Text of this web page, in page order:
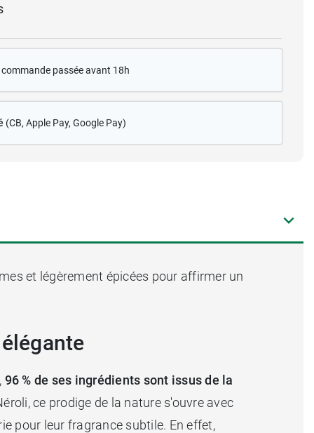
passée avant 18h
(CB, Apple Pay, Google Pay)
et légèrement épicées pour affirmer un
96 % de ses ingrédients sont issus de la
ce prodige de la nature s'ouvre avec
pour leur fragrance subtile. En effet,